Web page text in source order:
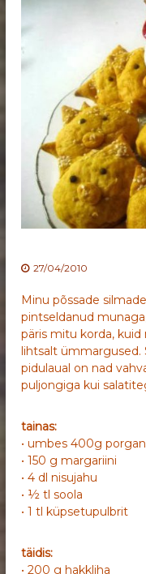
27/04/2010
Minu põssade
pintseldanud
päris mitu korda,
lihtsalt ümmargused.
pidulaual on nad
puljongiga kui
tainas:
• umbes 400g
• 150 g margariini
• 4 dl nisujahu
• ½ tl soola
• 1 tl küpsetupulbrit
täidis:
• 200 g hakkliha